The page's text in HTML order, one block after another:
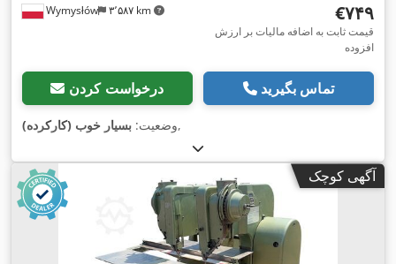
Wymysłów ۳٬۵۸۷ km ‎€۷۴۹
قیمت ثابت به اضافه مالیات بر ارزش
افزوده
درخواست کردن تماس بگیرید
وضعیت: بسیار خوب (کارکرده) ,
آگهی کوچک